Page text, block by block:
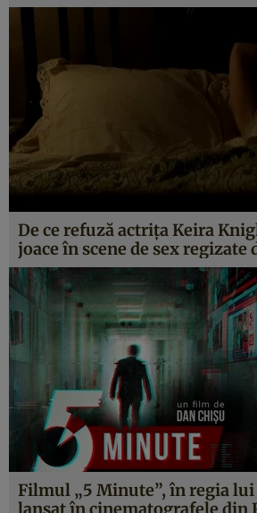
De ce refuză actrița Keira
joace în scene de sex regizate
Filmul „5 Minute”, în regia lui